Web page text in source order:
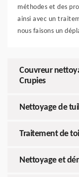
méthodes et des
ainsi avec un
nous faisons un
Couvreur
Crupies
Nettoyage de
Traitement de
Nettoyage et